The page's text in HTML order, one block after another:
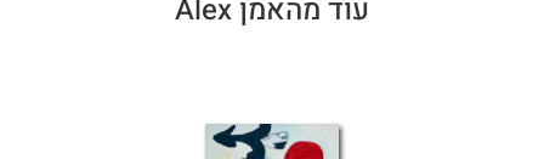
עוד מהאמן Alex